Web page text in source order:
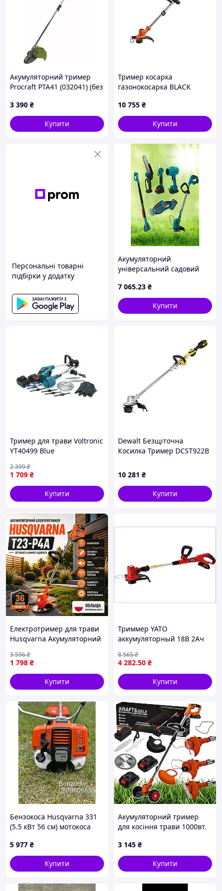
Акумуляторний тример
Procraft PTA41 (032041) (без
3 390 ₴
Купити
Тример косарка
газонокосарка BLACK
В - 33 см
10 755 ₴
Купити
Персональні товарні
підбірки у додатку
Акумуляторний
універсальний садовий
пила Тример Повітродувка
Подовжувач Кущоріз top
shop ua_
7 065.23 ₴
Купити
Тример для трави Voltronic
YT40499 Blue
1 709 ₴
2 399₴
Купити
Dewalt Безщіточна
Косилка Тример DCST922B
10 281 ₴
Купити
Електротример для трави
Husqvarna Акумуляторний
Бездротовий тример для
дачі 5АH Тример для дому
1 798 ₴
3 596₴
Купити
Триммер YATO
аккумуляторный 18В 2Ач
заборов и клумб с
шириной покоса 25/35см
4 282.50 ₴
8 565₴
Купити
Бензокоса Husqvarna 331
(5.5 кВт 56 см) мотокоса
5 977 ₴
Купити
Акумуляторний тример
для косіння трави 1000вт.
акумуляторна під волосінь.
3 145 ₴
Купити